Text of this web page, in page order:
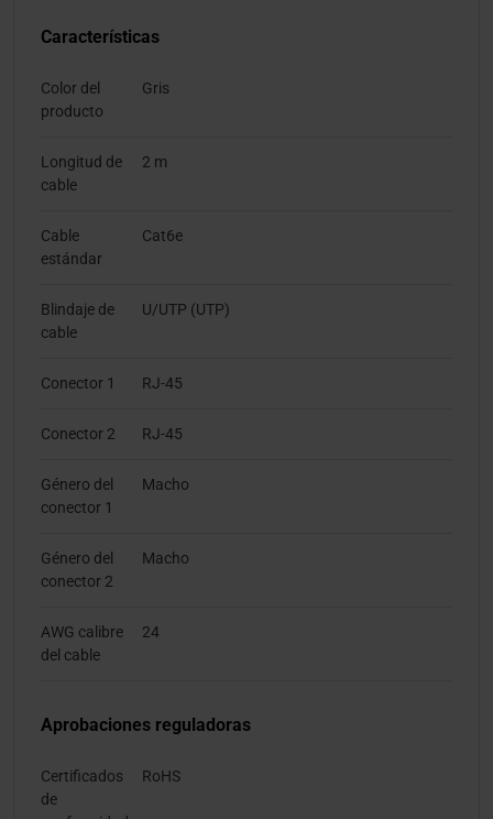
Características
Color del
producto
Gris
Longitud de
cable
2 m
Cable
estándar
Cat6e
Blindaje de
cable
U/UTP (UTP)
Conector 1 RJ-45
Conector 2 RJ-45
Género del
conector 1
Macho
Género del
conector 2
Macho
AWG calibre
del cable
24
Aprobaciones reguladoras
Certificados
de
RoHS